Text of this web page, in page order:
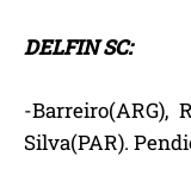
DELFIN SC:
-Barreiro(ARG),
Silva(PAR).